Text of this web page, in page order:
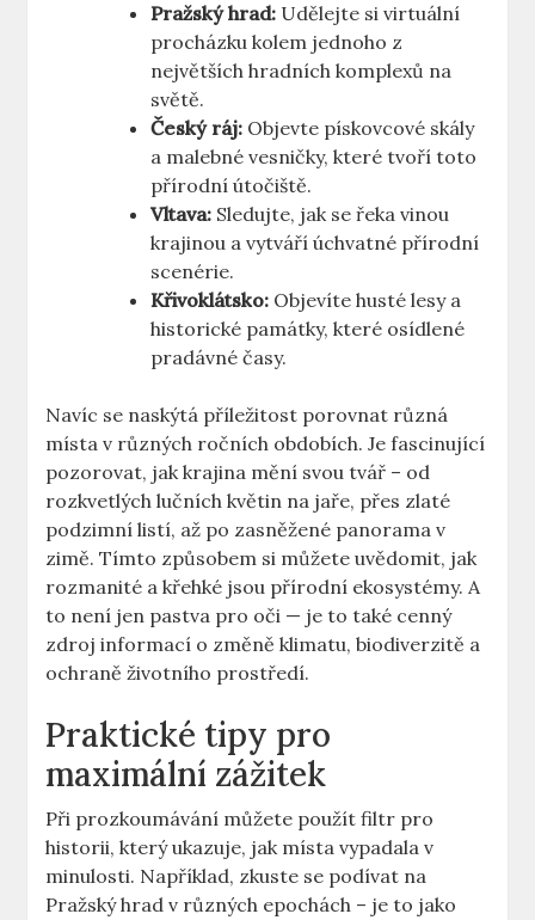
Pražský hrad: Udělejte si virtuální
procházku kolem jednoho z
největších hradních komplexů na
světě.
Český ⁤ráj: Objevte pískovcové skály‌
a malebné vesničky, které tvoří toto⁣
přírodní útočiště.
Vltava: Sledujte, jak se řeka ⁤vinou
krajinou a vytváří úchvatné přírodní
scenérie.
Křivoklátsko: Objevíte husté lesy a
historické památky,‍ které osídlené
pradávné časy.
Navíc se ​naskýtá příležitost ⁢porovnat různá
místa v‌ různých ročních​ obdobích. ‍Je ‍fascinující
pozorovat, jak ⁤krajina mění ‌svou ⁤tvář – od ​
rozkvetlých ​lučních květin ⁣na jaře, přes zlaté
podzimní​ listí, až ‍po zasněžené panorama v
zimě. Tímto způsobem ‌si můžete ⁣uvědomit, jak
rozmanité a křehké jsou přírodní ekosystémy. A
to není jen pastva ‌pro oči — ​je ⁢to také cenný​
zdroj informací o změně klimatu, biodiverzitě a
ochraně životního prostředí.
Praktické ⁢tipy pro
maximální zážitek
Při prozkoumávání můžete použít filtr‍ pro
historii, který ukazuje, jak místa⁢ vypadala v ​
minulosti. Například,⁢ zkuste ‍se podívat ⁤na
Pražský hrad v různých epochách‍ – je to jako